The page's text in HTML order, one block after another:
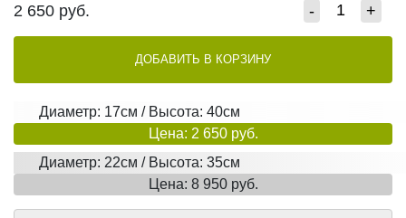
2 650 руб. - +
ДОБАВИТЬ В КОРЗИНУ
Диаметр: 17см / Высота: 40см
Цена: 2 650 руб.
Диаметр: 22см / Высота: 35см
Цена: 8 950 руб.